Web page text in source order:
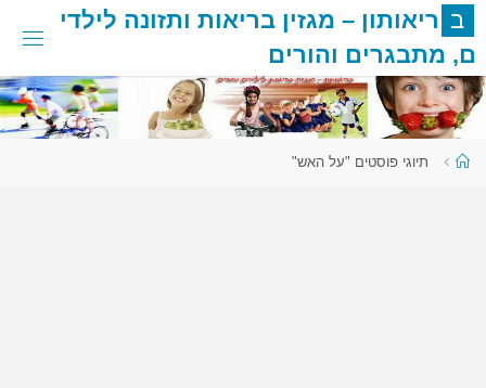
דלגו
לתוכן
ב ריאותון – מגזין בריאות ותזונה לילדי
ם, מתבגרים והורים
עמוד תיוגי פוסטים "על האש"